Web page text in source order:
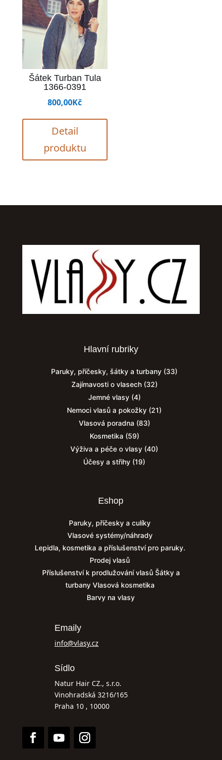
Šátek Turban Tula
1366-0391
800,00Kč
Detail
produktu
Hlavní rubriky
Paruky, příčesky, šátky a turbany (33)
Zajímavosti o vlasech(32)
Jemné vlasy(4)
Nemoci vlasů a pokožky (21)
Vlasová poradna (83)
Kosmetika (59)
Výživa a péče o vlasy (40)
Účesy a střihy (19)
Eshop
Paruky, příčesky a culíky
Vlasové systémy/náhrady
Lepidla, kosmetika a příslušenství pro paruky.
Prodej vlasů
Příslušenství k prodlužování vlasů Šátky a
turbany Vlasová kosmetika
Barvy na vlasy
Emaily
info@vlasy.cz
Sídlo
Natur Hair CZ., s.r.o.
Vinohradská 3216/165
Praha 10 , 10000